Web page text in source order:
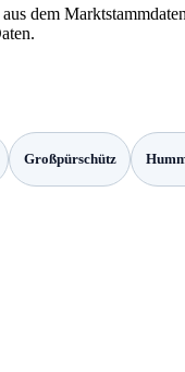
dem
Großpürschütz